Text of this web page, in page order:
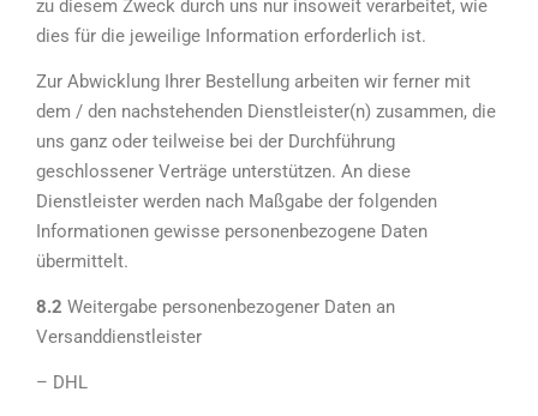
zu diesem Zweck durch uns nur insoweit verarbeitet, wie
dies für die jeweilige Information erforderlich ist.
Zur Abwicklung Ihrer Bestellung arbeiten wir ferner mit
dem / den nachstehenden Dienstleister(n) zusammen, die
uns ganz oder teilweise bei der Durchführung
geschlossener Verträge unterstützen. An diese
Dienstleister werden nach Maßgabe der folgenden
Informationen gewisse personenbezogene Daten
übermittelt.
8.2 Weitergabe personenbezogener Daten an
Versanddienstleister
– DHL